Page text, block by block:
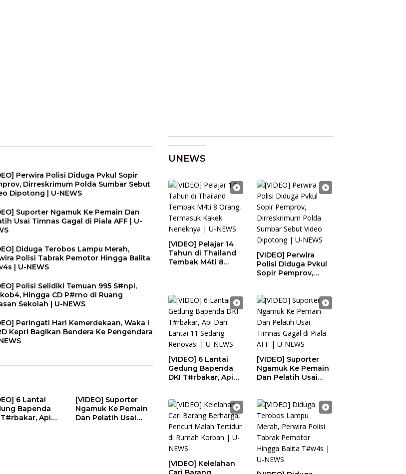
Perwira Polisi Diduga Pvkul Sopir
Dirreskrimum Polda Sumbar Sebut
Dipotong | U-NEWS
Suporter Ngamuk Ke Pemain Dan
Usai Timnas Gagal di Piala AFF | U-
Diduga Terobos Lampu Merah,
Polisi Tabrak Pemotor Hingga Balita
| U-NEWS
Polisi Selidiki Temuan 995 S#npi,
Hingga CD P#rno di Ruang
Sekolah | U-NEWS
Peringati Hari Kemerdekaan, Waka I
Kepri Bagikan Bendera Ke Pengendara
6 Lantai
Bapenda
T#rbakar, Api
[VIDEO] Suporter
Ngamuk Ke Pemain
Dan Pelatih Usai
UNEWS
[VIDEO] Pelajar 14
Tahun di Thailand
Tembak M4ti 8
[VIDEO] Perwira
Polisi Diduga Pvkul
Sopir Pemprov,
Dipotong | U-NEWS
[VIDEO] 6 Lantai
Gedung Bapenda
DKI T#rbakar, Api
U-NEWS
[VIDEO] Suporter
Ngamuk Ke Pemain
Dan Pelatih Usai
[VIDEO] Kelelahan